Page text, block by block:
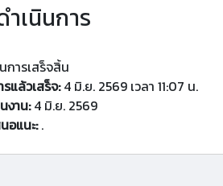
ำเนินการ
การเสร็จสิ้น
แล้วเสร็จ:4 มิ.ย. 2569 เวลา 11:07 น.
งาน:4 มิ.ย. 2569
อแนะ:.